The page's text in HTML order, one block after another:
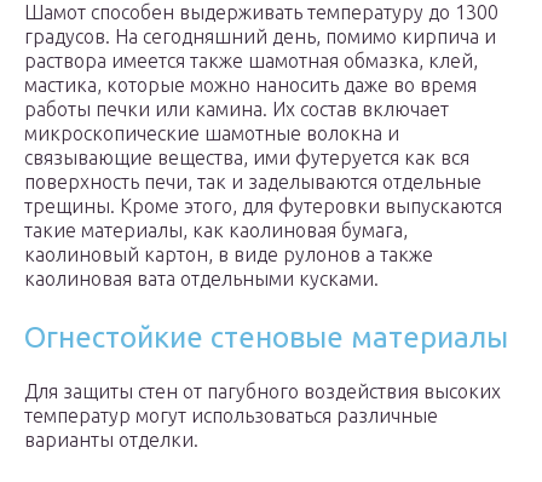
Шамот способен выдерживать температуру до 1300
градусов. На сегодняшний день, помимо кирпича и
раствора имеется также шамотная обмазка, клей,
мастика, которые можно наносить даже во время
работы печки или камина. Их состав включает
микроскопические шамотные волокна и
связывающие вещества, ими футеруется как вся
поверхность печи, так и заделываются отдельные
трещины. Кроме этого, для футеровки выпускаются
такие материалы, как каолиновая бумага,
каолиновый картон, в виде рулонов а также
каолиновая вата отдельными кусками.
Огнестойкие стеновые материалы
Для защиты стен от пагубного воздействия высоких
температур могут использоваться различные
варианты отделки.